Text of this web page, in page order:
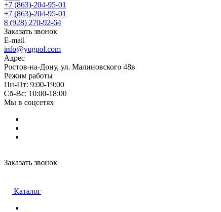
+7 (863)-204-95-01
+7 (863)-204-95-01
8 (928) 270-92-64
Заказать звонок
E-mail
info@yugpol.com
Адрес
Ростов-на-Дону, ул. Малиновского 48в
Режим работы
Пн-Пт: 9:00-19:00
Cб-Вс: 10:00-18:00
Мы в соцсетях
Заказать звонок
Каталог